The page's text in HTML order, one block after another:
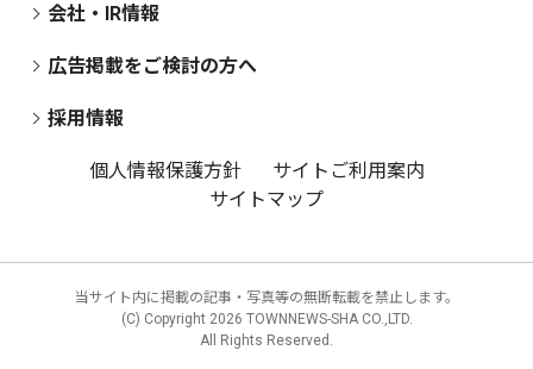
会社・IR情報
広告掲載をご検討の方へ
採用情報
個人情報保護方針
サイトご利用案内
サイトマップ
当サイト内に掲載の記事・写真等の無断転載を禁止します。
(C) Copyright 2026 TOWNNEWS-SHA CO.,LTD.
All Rights Reserved.